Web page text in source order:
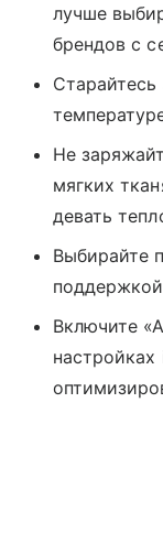
лучше
брендов с
Не
мягких
девать
Выбирайте
Включите